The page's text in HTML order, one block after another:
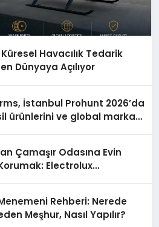
Havacılık Tedarik
Dünyaya Açılıyor
İstanbul Prohunt 2026’da
ürünlerini ve global marka
Çamaşır Odasına Evin
Electrolux
Rehberi: Nerede
Meşhur, Nasıl Yapılır?